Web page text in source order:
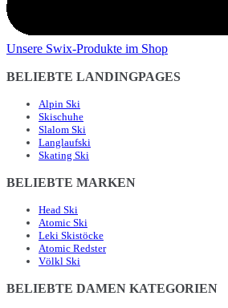
Unsere Swix-Produkte im Shop
BELIEBTE LANDINGPAGES
Alpin Ski
Skischuhe
Slalom Ski
Langlaufski
Skating Ski
BELIEBTE MARKEN
Head Ski
Atomic Ski
Leki Skistöcke
Atomic Redster
Völkl Ski
BELIEBTE DAMEN KATEGORIEN